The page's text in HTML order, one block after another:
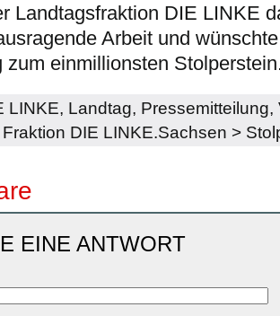
Landtagsfraktion DIE LINKE
Arbeit und
zum einmillionsten
LINKE, Landtag, Pressemitteilung,
Fraktion DIE LINKE.Sachsen >
EINE ANTWORT